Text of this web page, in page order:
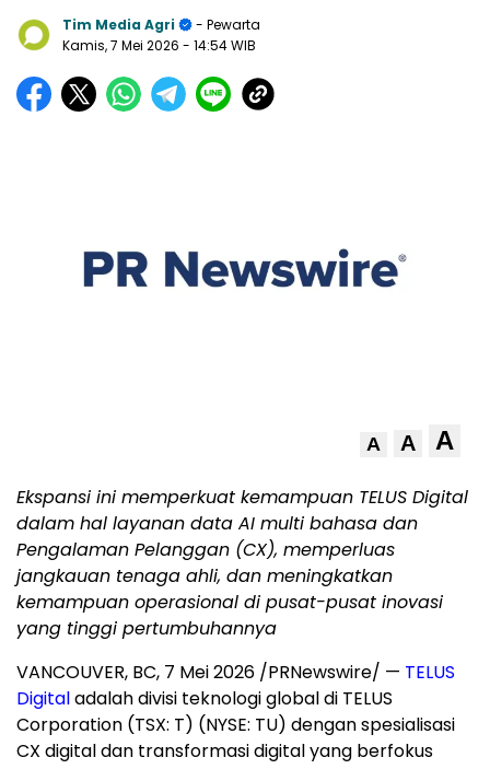
Tim Media Agri
- Pewarta
Kamis, 7 Mei 2026 - 14:54 WIB
A A A
Ekspansi ini memperkuat kemampuan TELUS Digital
dalam hal layanan data AI multi bahasa dan
Pengalaman Pelanggan (CX), memperluas
jangkauan tenaga ahli, dan meningkatkan
kemampuan operasional di pusat-pusat inovasi
yang tinggi pertumbuhannya
VANCOUVER, BC, 7 Mei 2026 /PRNewswire/ — TELUS
Digitaladalah divisi teknologi global di TELUS
Corporation (TSX: T) (NYSE: TU) dengan spesialisasi
CX digital dan transformasi digital yang berfokus